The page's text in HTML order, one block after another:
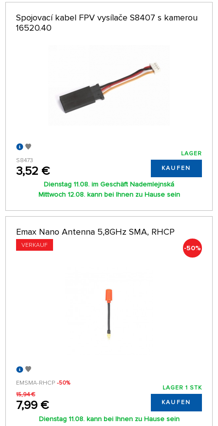
Spojovací kabel FPV vysílače S8407 s kamerou
16520.40
S8473
3,52 €
LAGER
KAUFEN
Dienstag 11.08. im Geschäft Nademlejnská
Mittwoch 12.08. kann bei Ihnen zu Hause sein
Emax Nano Antenna 5,8GHz SMA, RHCP
VERKAUF -50%
EMSMA-RHCP -50%
15,94 €
7,99 €
LAGER 1 STK
KAUFEN
Dienstag 11.08. kann bei Ihnen zu Hause sein